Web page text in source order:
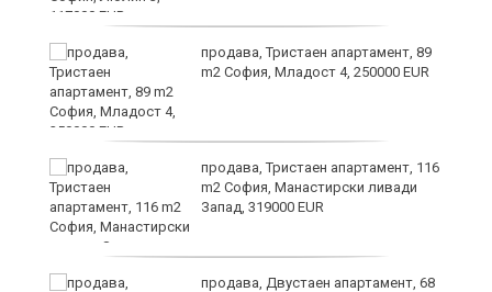
продава, Тристаен апартамент, 89
m2 София, Младост 4, 250000 EUR
продава, Тристаен апартамент, 116
m2 София, Манастирски ливади
Запад, 319000 EUR
продава, Двустаен апартамент, 68